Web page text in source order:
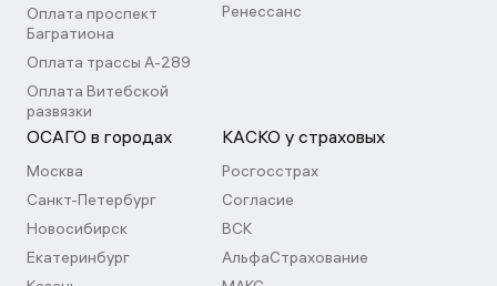
Оплата проспект
Багратиона
Оплата трассы А-289
Оплата Витебской
развязки
Ренессанс
ОСАГО в городах
Москва
Санкт-Петербург
Новосибирск
Екатеринбург
КАСКО у страховых
Росгосстрах
Согласие
ВСК
АльфаСтрахование